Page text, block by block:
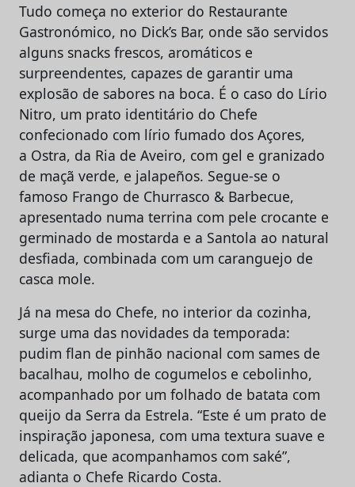
Tudo começa no exterior do Restaurante
Gastronómico, no Dick’s Bar, onde são servidos
alguns snacks frescos, aromáticos e
surpreendentes, capazes de garantir uma
explosão de sabores na boca. É o caso do Lírio
Nitro, um prato identitário do Chefe
confecionado com lírio fumado dos Açores,
a Ostra, da Ria de Aveiro, com gel e granizado
de maçã verde, e jalapeños. Segue-se o
famoso Frango de Churrasco & Barbecue,
apresentado numa terrina com pele crocante e
germinado de mostarda e a Santola ao natural
desfiada, combinada com um caranguejo de
casca mole.
Já na mesa do Chefe, no interior da cozinha,
surge uma das novidades da temporada:
pudim flan de pinhão nacional com sames de
bacalhau, molho de cogumelos e cebolinho,
acompanhado por um folhado de batata com
queijo da Serra da Estrela. “Este é um prato de
inspiração japonesa, com uma textura suave e
delicada, que acompanhamos com saké”,
adianta o Chefe Ricardo Costa.